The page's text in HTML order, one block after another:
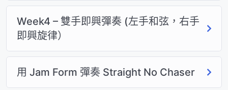
Week 4：聽力與 Solo 語彙
(Ear Training & F Blues
Solo)
訓練爵士耳朵，學習如何喺 F Blues 格式下構建有
Week4 – 雙手即興彈奏 (左手和弦，右手
即興旋律）
用 Jam Form 彈奏 Straight No Chaser